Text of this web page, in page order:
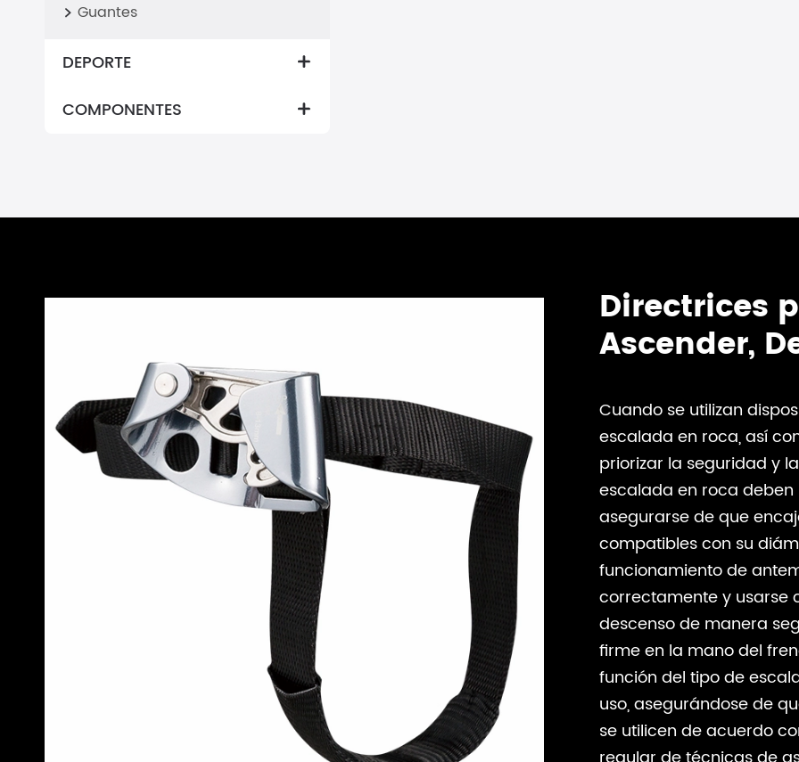
 Guantes
DEPORTE 
COMPONENTES 
Directrices
Ascender,
Cuando se utilizan
escalada en roca, así
priorizar la seguridad y
escalada en roca
asegurarse de que
compatibles con su
funcionamiento de
correctamente y usarse
descenso de manera
firme en la mano del
función del tipo de
uso, asegurándose de
se utilicen de acuerdo